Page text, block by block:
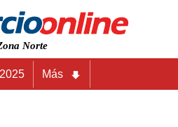
Norte
Más